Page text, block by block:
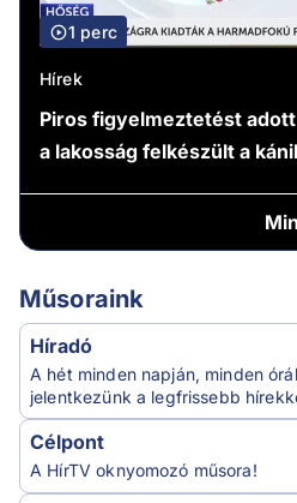
1 perc
Hírek
Piros figyelmeztetést
a lakosság felkészült a
Műsoraink
Híradó
A hét minden napján, minden
jelentkezünk a legfrissebb
Célpont
A HírTV oknyomozó műsora!